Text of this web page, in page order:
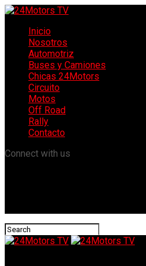
Inicio
Nosotros
Automotriz
Buses y Camiones
Chicas 24Motors
Circuito
Motos
Off Road
Rally
Contacto
Connect with us